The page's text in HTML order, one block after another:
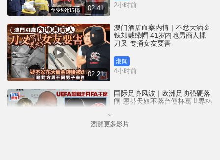
02:41 2小时前
02:21
澳门酒店血案内情｜不忿大洒金
钱却戴绿帽 41岁内地男商人擸
刀叉 专捅女友要害
港闻
4小时前
国际足协风波｜欧洲足协强硬落
闸 恩芬天奴不落台便杯葛世界杯
体育
瀏覽更多影片